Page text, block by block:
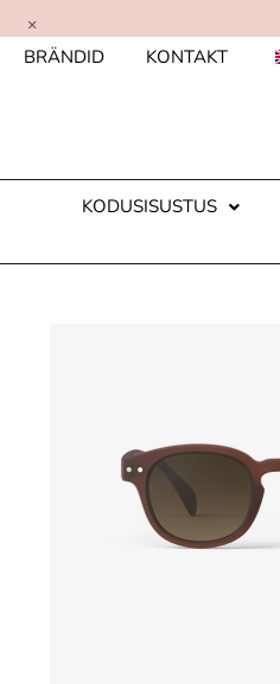
×
BRÄNDID KONTAKT
KODUSISUSTUS